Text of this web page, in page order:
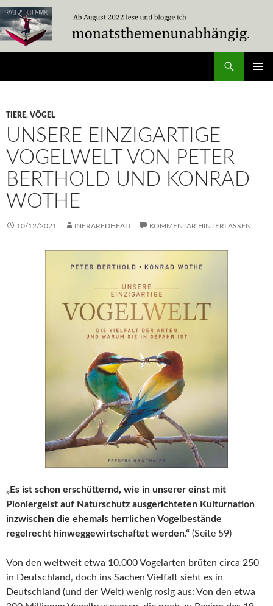
Zum
Inhalt
springen
TIERE, VÖGEL
UNSERE EINZIGARTIGE
VOGELWELT VON PETER
BERTHOLD UND KONRAD
WOTHE
10/12/2021 INFRAREDHEAD KOMMENTAR HINTERLASSEN
„Es ist schon erschütternd, wie in unserer einst mit
Pioniergeist auf Naturschutz ausgerichteten Kulturnation
inzwischen die ehemals herrlichen Vogelbestände
regelrecht hinweggewirtschaftet werden.“ (Seite 59)
Von den weltweit etwa 10.000 Vogelarten brüten circa 250
in Deutschland, doch ins Sachen Vielfalt sieht es in
Deutschland (und der Welt) wenig rosig aus: Von den etwa